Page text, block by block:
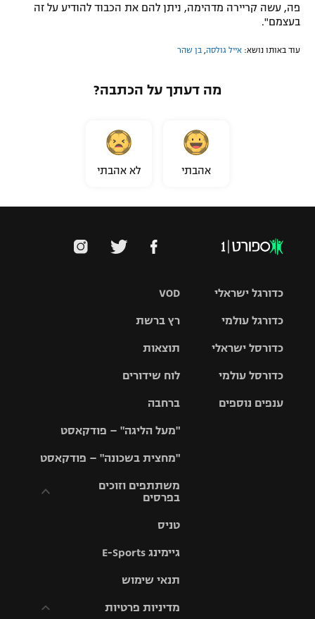
פה, עשה קריירה מדהימה, ניתן להם את הכבוד להודיע על זה
בעצמם".
עוד באותו נושא: אייל גולסה בן שהר
מה דעתך על הכתבה?
אהבתי לא אהבתי
VOD
רץ ברשת
תוצאות
לוח שידורים
ברחבה
"מעל הליגה" – פודקאסט
"מחצית בשכונה" – פודקאסט
משתתפים וזוכים
בפרסים
וזוכים בפרסים
תקנון עבור פעילות
טניס
גיימינג E-Sports
תנאי שימוש
מדיניות פרטיות
כדורגל ישראלי
גביע הטוטו
כדורגל עולמי
האלופות
ליגה
כדורסל ישראלי
סל
כדורסל עולמי
ענפים נוספים